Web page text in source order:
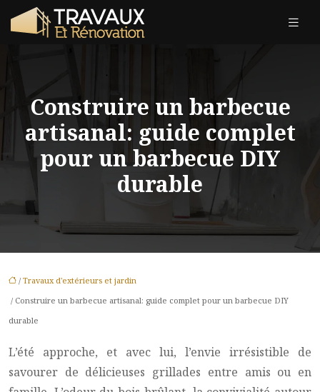
Construire un barbecue
artisanal: guide complet
pour un barbecue DIY
durable
/ Travaux d'extérieurs et jardin
/ Construire un barbecue artisanal: guide complet pour un barbecue DIY
durable
L’été approche, et avec lui, l’envie irrésistible de
savourer de délicieuses grillades entre amis ou en